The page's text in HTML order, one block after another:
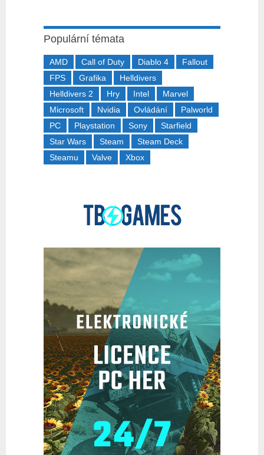
Populární témata
AMD Call of Duty Diablo 4
Fallout
FPS
Grafika
Helldivers
Helldivers 2
Hry Intel
Marvel
Microsoft
Nvidia Ovládání
Palworld
PC
Playstation Sony
Starfield
Star Wars
Steam
Steam Deck
Steamu
Valve Xbox